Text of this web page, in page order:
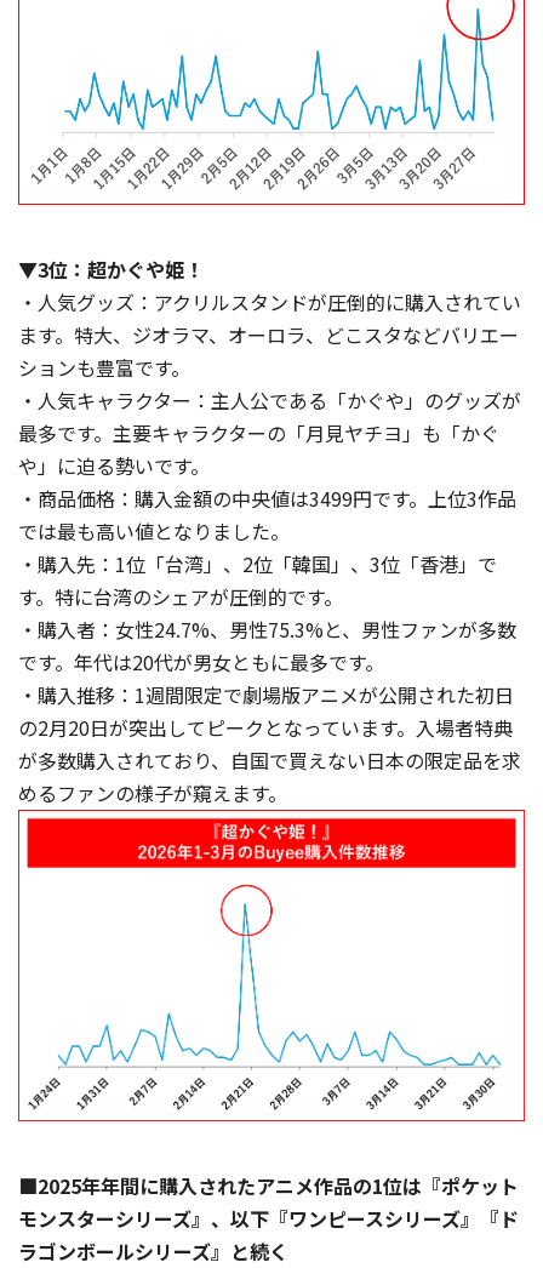
▼3位：超かぐや姫！
・人気グッズ：アクリルスタンドが圧倒的に購入されてい
ます。特大、ジオラマ、オーロラ、どこスタなどバリエー
ションも豊富です。
・人気キャラクター：主人公である「かぐや」のグッズが
最多です。主要キャラクターの「月見ヤチヨ」も「かぐ
や」に迫る勢いです。
・商品価格：購入金額の中央値は3499円です。上位3作品
では最も高い値となりました。
・購入先：1位「台湾」、2位「韓国」、3位「香港」で
す。特に台湾のシェアが圧倒的です。
・購入者：女性24.7%、男性75.3%と、男性ファンが多数
です。年代は20代が男女ともに最多です。
・購入推移：1週間限定で劇場版アニメが公開された初日
の2月20日が突出してピークとなっています。入場者特典
が多数購入されており、自国で買えない日本の限定品を求
めるファンの様子が窺えます。
■2025年年間に購入されたアニメ作品の1位は『ポケット
モンスターシリーズ』、以下『ワンピースシリーズ』『ド
ラゴンボールシリーズ』と続く